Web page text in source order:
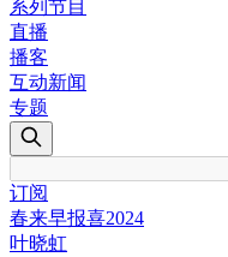
系列节目
直播
播客
互动新闻
专题
订阅
春来早报喜2024
叶晓虹